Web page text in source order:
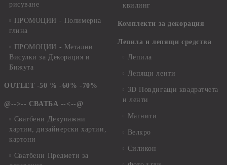
рисуване
ПРОМОЦИИ - Полимерна
глина
ПРОМОЦИИ - Метални
Висулки за Декорация и
Бижута
OUTLET -50 % -60% -70%
@-->-- СВАТБА --<--@
Сватбени Декупажни
хартии, дизайнерски хартии,
картони
Сватбени Предмети за
квилинг
Комплекти за декорация
Лепила и лепящи средства
Лепила
Лепящи ленти
3D Повдигащи квадратчета
и ленти
Магнити
Велкро
Силикон